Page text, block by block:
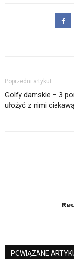
Poprzedni artykuł
Golfy damskie – 3
ułożyć z nimi
POWIĄZANE